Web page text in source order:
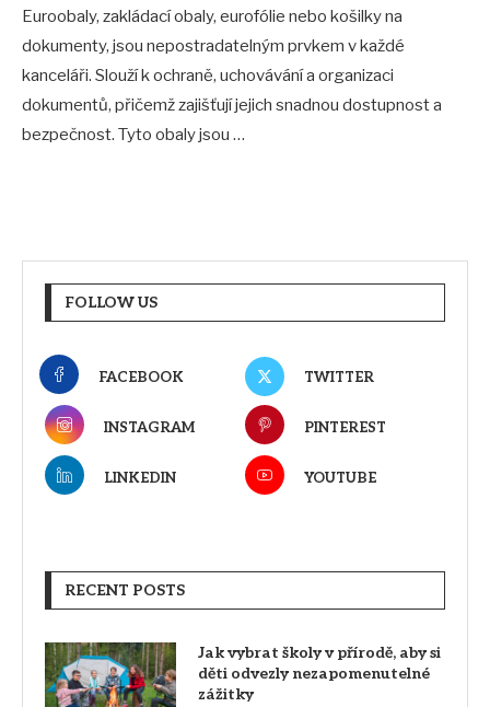
Euroobaly, zakládací obaly, eurofólie nebo košilky na
dokumenty, jsou nepostradatelným prvkem v každé
kanceláři. Slouží k ochraně, uchovávání a organizaci
dokumentů, přičemž zajišťují jejich snadnou dostupnost a
bezpečnost. Tyto obaly jsou …
FOLLOW US
FACEBOOK TWITTER
INSTAGRAM PINTEREST
LINKEDIN YOUTUBE
RECENT POSTS
Jak vybrat školy v přírodě, aby si
děti odvezly nezapomenutelné
zážitky